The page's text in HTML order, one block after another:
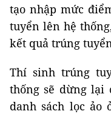
tạo nhập mức
tuyển lên hệ
kết quả trúng
Thí sinh trúng
thống sẽ dừng
danh sách lọc ảo